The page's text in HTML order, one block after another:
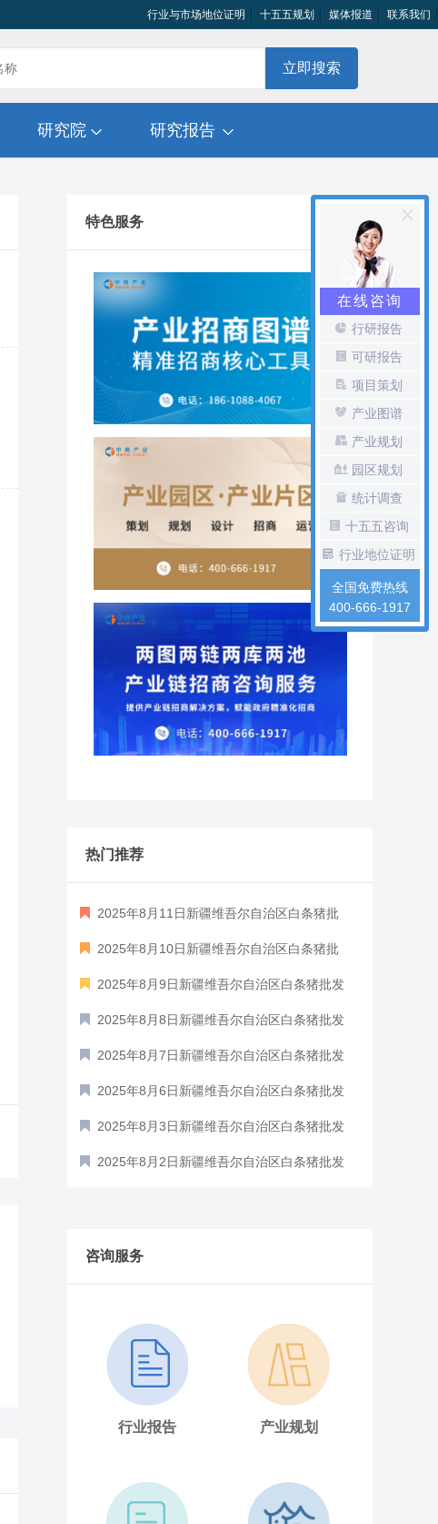
行业与市场地位证明 十五五规划 媒体报道 联系我们
立即搜索
研究院 研究报告
特色服务
热门推荐
2025年8月11日新疆维吾尔自治区白条猪批
发价格行情
2025年8月10日新疆维吾尔自治区白条猪批
发价格行情
2025年8月9日新疆维吾尔自治区白条猪批发
价格行情
2025年8月8日新疆维吾尔自治区白条猪批发
价格行情
2025年8月7日新疆维吾尔自治区白条猪批发
价格行情
2025年8月6日新疆维吾尔自治区白条猪批发
价格行情
2025年8月3日新疆维吾尔自治区白条猪批发
价格行情
2025年8月2日新疆维吾尔自治区白条猪批发
发价格行情
咨询服务
行业报告 产业规划
在线咨询
行研报告
可研报告
项目策划
产业图谱
产业规划
园区规划
统计调查
十五五咨询
行业地位证明
全国免费热线
400-666-1917